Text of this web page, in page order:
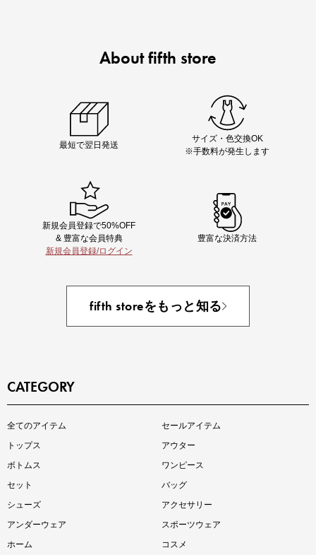
即戦力アイテム続々対象
About fifth store
最短で翌日発送
サイズ・色交換OK
※手数料が発生します
新規会員登録で50%OFF
& 豊富な会員特典
新規会員登録/ログイン
豊富な決済方法
fifth storeをもっと知る
CATEGORY
全てのアイテム
セールアイテム
トップス
アウター
ボトムス
ワンピース
セット
バッグ
シューズ
アクセサリー
アンダーウェア
スポーツウェア
ホーム
コスメ